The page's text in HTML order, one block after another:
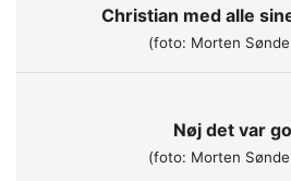
Christian med alle
(foto: Morten
Nøj det var
(foto: Morten